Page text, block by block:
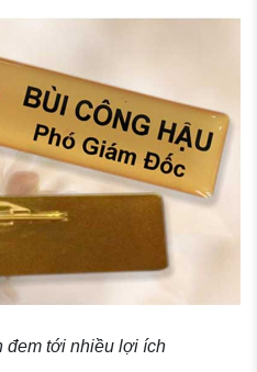
đem tới nhiều lợi ích